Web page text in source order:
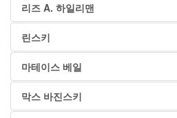
리즈 A. 하일리맨
린스키
마테이스 베일
막스 바진스키